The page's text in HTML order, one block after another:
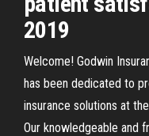
2019
Welcome! Godwin
has been dedicated to
insurance solutions at
Our knowledgeable and